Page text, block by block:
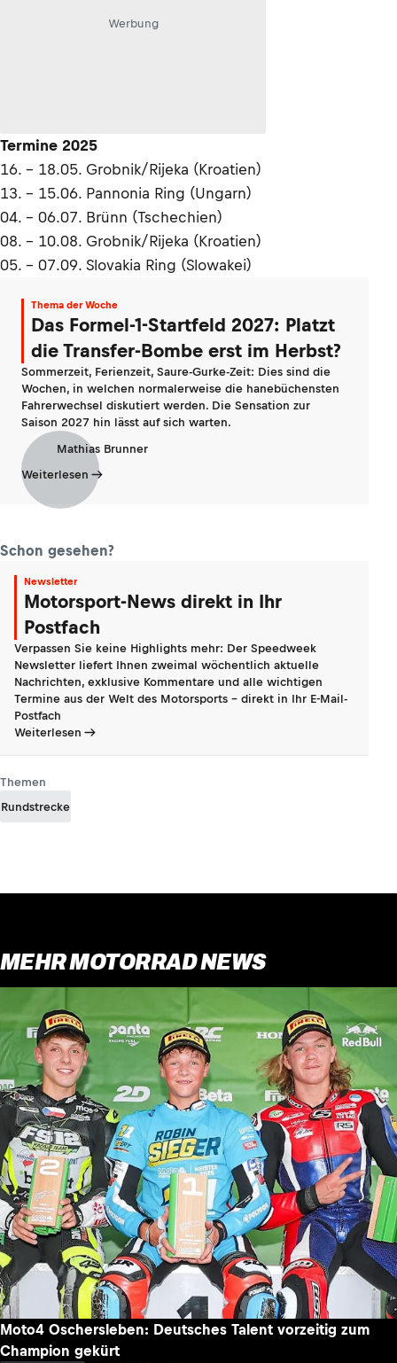
Werbung
Termine 2025
16. – 18.05. Grobnik/Rijeka (Kroatien)
13. – 15.06. Pannonia Ring (Ungarn)
04. – 06.07. Brünn (Tschechien)
08. – 10.08. Grobnik/Rijeka (Kroatien)
05. – 07.09. Slovakia Ring (Slowakei)
Thema der Woche
Das Formel-1-Startfeld 2027: Platzt
die Transfer-Bombe erst im Herbst?
Sommerzeit, Ferienzeit, Saure-Gurke-Zeit: Dies sind die
Wochen, in welchen normalerweise die hanebüchensten
Fahrerwechsel diskutiert werden. Die Sensation zur
Saison 2027 hin lässt auf sich warten.
Mathias Brunner
Weiterlesen
Schon gesehen?
Newsletter
Motorsport-News direkt in Ihr
Postfach
Verpassen Sie keine Highlights mehr: Der Speedweek
Newsletter liefert Ihnen zweimal wöchentlich aktuelle
Nachrichten, exklusive Kommentare und alle wichtigen
Termine aus der Welt des Motorsports - direkt in Ihr E-Mail-
Postfach
Weiterlesen
Themen
Rundstrecke
MEHR MOTORRAD NEWS
Moto4 Oschersleben: Deutsches Talent vorzeitig zum
Champion gekürt